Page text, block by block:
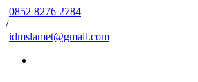
0852 8276 2784
/
idmslamet@gmail.com